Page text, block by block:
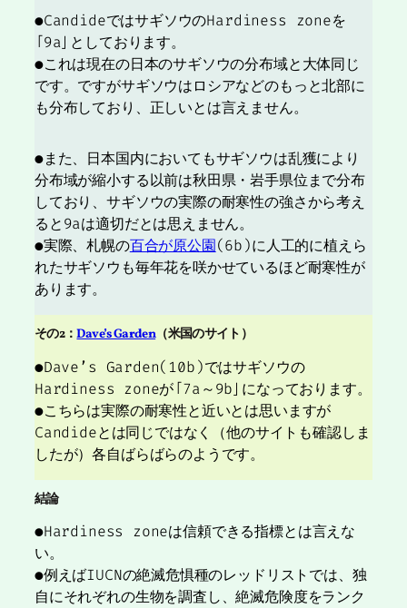
●CandideではサギソウのHardiness zoneを
「9a」としております。
●これは現在の日本のサギソウの分布域と大体同じ
です。ですがサギソウはロシアなどのもっと北部に
も分布しており、正しいとは言えません。
●また、日本国内においてもサギソウは乱獲により
分布域が縮小する以前は秋田県・岩手県位まで分布
しており、サギソウの実際の耐寒性の強さから考え
ると9aは適切だとは思えません。
●実際、札幌の百合が原公園(6b)に人工的に植えら
れたサギソウも毎年花を咲かせているほど耐寒性が
あります。
その2：Dave’s Garden（米国のサイト）
●Dave’s Garden(10b)ではサギソウの
Hardiness zoneが「7a～9b」になっております。
●こちらは実際の耐寒性と近いとは思いますが
Candideとは同じではなく（他のサイトも確認しま
したが）各自ばらばらのようです。
結論
●Hardiness zoneは信頼できる指標とは言えな
い。
●例えばIUCNの絶滅危惧種のレッドリストでは、独
自にそれぞれの生物を調査し、絶滅危険度をランク